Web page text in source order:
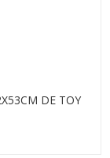
DE TOY